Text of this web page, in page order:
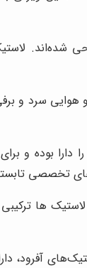
شده‌اند.
سرد و
دارا بوده و
تخصصی
ها